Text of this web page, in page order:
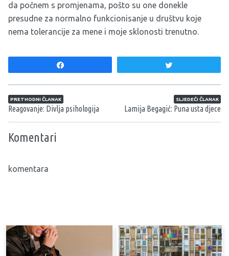
da počnem s promjenama, pošto su one donekle
presudne za normalno funkcionisanje u društvu koje
nema tolerancije za mene i moje sklonosti trenutno.
Navigacija članaka
PRETHODNI ČLANAK
Reagovanje: Divlja psihologija
SLJEDEĆI ČLANAK
Lamija Begagić: Puna usta djece
Komentari
komentara